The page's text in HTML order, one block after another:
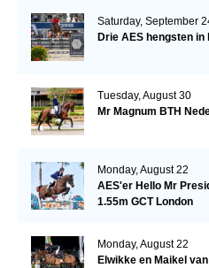
Saturday, September
Drie AES hengsten in
Tuesday, August 30
Mr Magnum BTH
Monday, August 22
AES'er Hello Mr
1.55m GCT London
Monday, August 22
Elwikke en Maikel